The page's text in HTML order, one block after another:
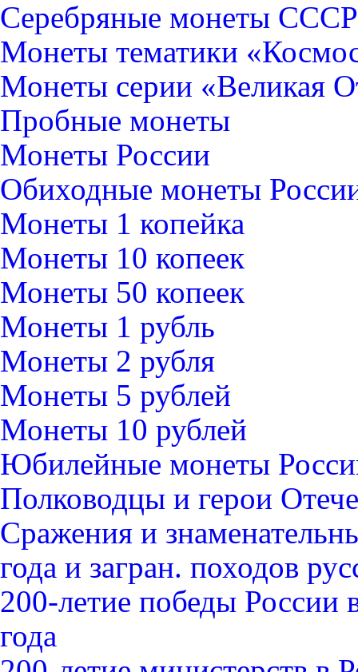
Серебряные монеты CCCР
Монеты тематики
Монеты серии «Великая
Пробные монеты
Монеты России
Обиходные монеты
Монеты 1 копейка
Монеты 10 копеек
Монеты 50 копеек
Монеты 1 рубль
Монеты 2 рубля
Монеты 5 рублей
Монеты 10 рублей
Юбилейные монеты
Полководцы и герои
Сражения и
года и загран. походов
200-летие победы России
года